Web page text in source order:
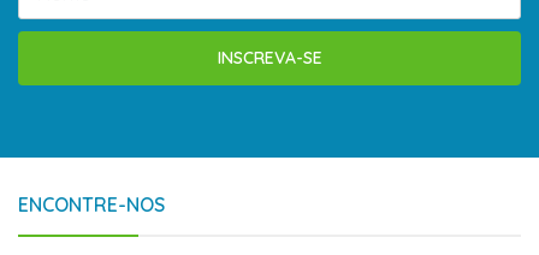
INSCREVA-SE
ENCONTRE-NOS